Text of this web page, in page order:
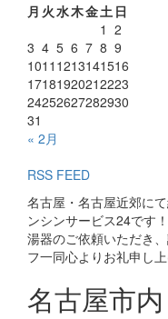
月 火水木金土 日
1 2
3 4 5 6 7 8 9
1011 1213141516
17181920212223
24252627282930
31
« 2月
RSS FEED
名古屋・名古屋近郊に
ンシンサービス24です
湯器のご依頼いただき
フ一同心よりお礼申し上
名古屋市内